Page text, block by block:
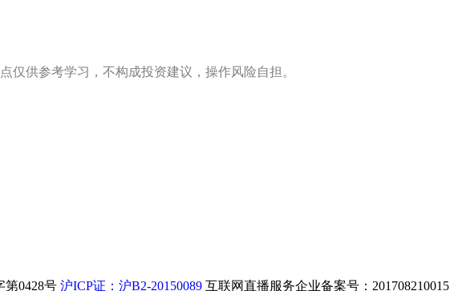
仅供参考学习，不构成投资建议，操作风险自担。
第0428号 沪ICP证：沪B2-20150089 互联网直播服务企业备案号：201708210015